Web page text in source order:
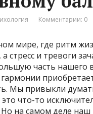
Комментарии: 0
мире, где ритм
стресс и тревоги
часть нашего
Мы привыкли
что-то
Но на самом деле